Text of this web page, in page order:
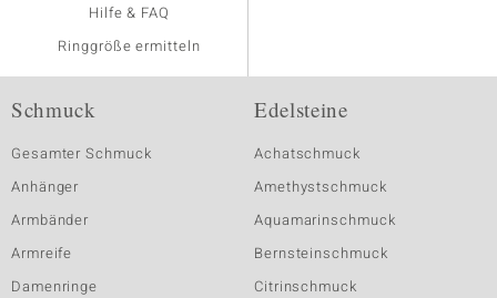
Hilfe & FAQ
Ringgröße ermitteln
Schmuck
Gesamter Schmuck
Anhänger
Armbänder
Armreife
Damenringe
Edelsteine
Achatschmuck
Amethystschmuck
Aquamarinschmuck
Bernsteinschmuck
Citrinschmuck